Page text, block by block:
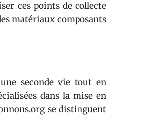
ces points de collecte
matériaux composants
seconde vie tout en
dans la mise en
se distinguent